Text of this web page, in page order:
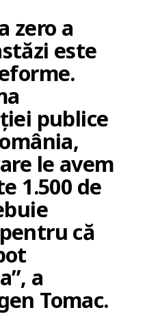
zero a
este
publice
le avem
1.500 de
că
a
Tomac.